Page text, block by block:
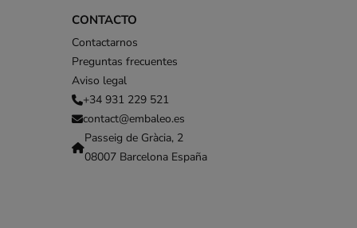
CONTACTO
Contactarnos
Preguntas frecuentes
Aviso legal
+34 931 229 521
contact@embaleo.es
Passeig de Gràcia, 2
08007 Barcelona España